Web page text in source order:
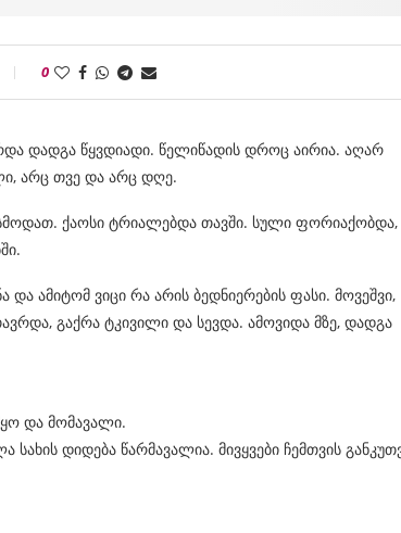
0
დადგა წყვდიადი. წელიწადის დროც აირია. აღარ
არც თვე და არც დღე.
ქაოსი ტრიალებდა თავში. სული
ამიტომ ვიცი რა არის ბედნიერების ფასი. მოვეშვი,
გაქრა ტკივილი და სევდა. ამოვიდა მზე, დადგა
და მომავალი.
სახის დიდება წარმავალია. მივყვები ჩემთვის